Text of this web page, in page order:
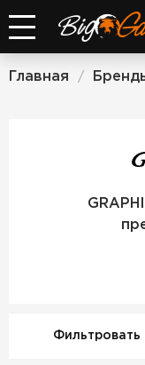
Главная /
Фильтровать